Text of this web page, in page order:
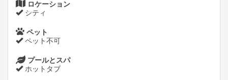
ロケーション
シティ
ペット
ペット不可
プールとスパ
ホットタブ